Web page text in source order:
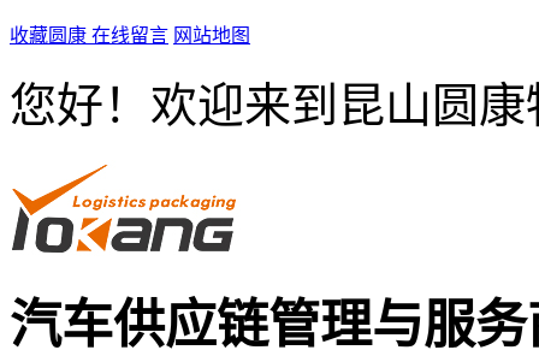
收藏圆康 在线留言 网站地图
您好！欢迎来到昆山圆
汽车供应链管理与服务